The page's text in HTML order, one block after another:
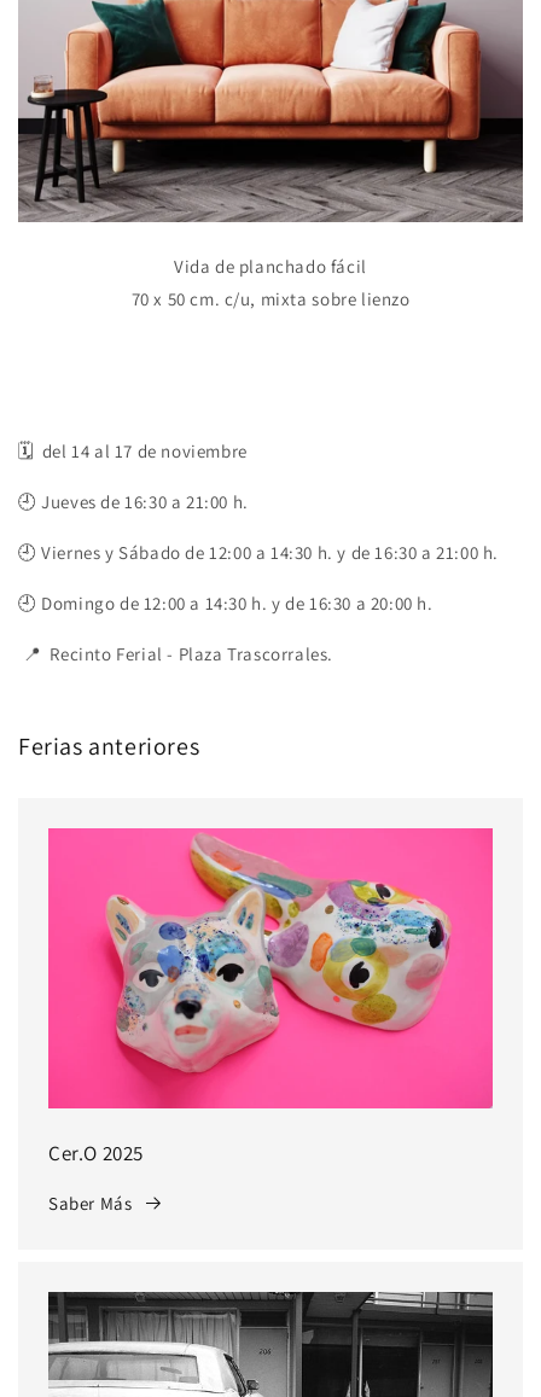
Vida de planchado fácil
70 x 50 cm. c/u, mixta sobre lienzo
🗓️ del 14 al 17 de noviembre
🕘 Jueves de 16:30 a 21:00 h.
🕘 Viernes y Sábado de 12:00 a 14:30 h. y de 16:30 a 21:00 h.
🕘 Domingo de 12:00 a 14:30 h. y de 16:30 a 20:00 h.
📍 Recinto Ferial - Plaza Trascorrales.
Ferias anteriores
Cer.O 2025
Saber Más